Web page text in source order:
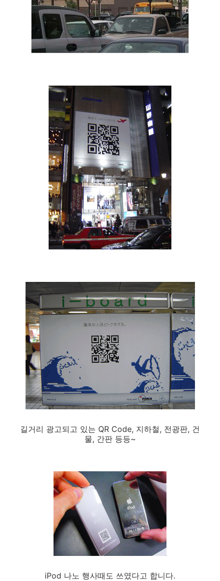
길거리 광고되고 있는 QR Code, 지하철, 전광판, 건
물, 간판 등등~
iPod 나노 행사때도 쓰였다고 합니다.